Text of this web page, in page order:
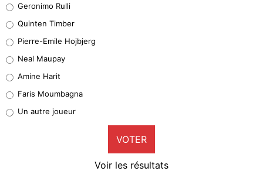
32%
5%
1%
9%
Geronimo Rulli
Quinten Timber
Pierre-Emile Hojbjerg
Neal Maupay
Amine Harit
Faris Moumbagna
Un autre joueur
VOTER
Voir les résultats